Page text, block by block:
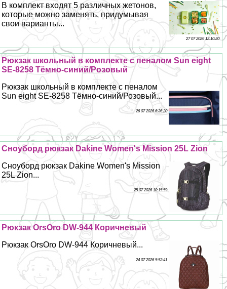
В комплект входят 5 различных жетонов,
которые можно заменять, придумывая
свои варианты...
27 07 2026 12:10:20
Рюкзак школьный в комплекте с пеналом Sun eight
SE-8258 Тёмно-синий/Розовый
Рюкзак школьный в комплекте с пеналом
Sun eight SE-8258 Тёмно-синий/Розовый...
26 07 2026 6:36:20
Сноуборд рюкзак Dakine Women's Mission 25L Zion
Сноуборд рюкзак Dakine Women's Mission
25L Zion...
25 07 2026 10:15:59
Рюкзак OrsOro DW-944 Коричневый
Рюкзак OrsOro DW-944 Коричневый...
24 07 2026 5:53:41